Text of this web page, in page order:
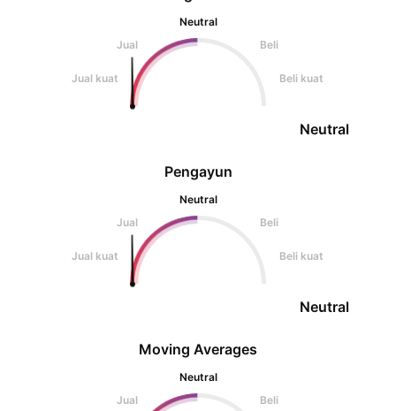
Pengayun
Neutral
Jual
Beli
Jual kuat Beli kuat
Neutral
Neutral
Jual
Beli
Jual kuat Beli kuat
Neutral
Moving Averages
Neutral
Jual
Beli